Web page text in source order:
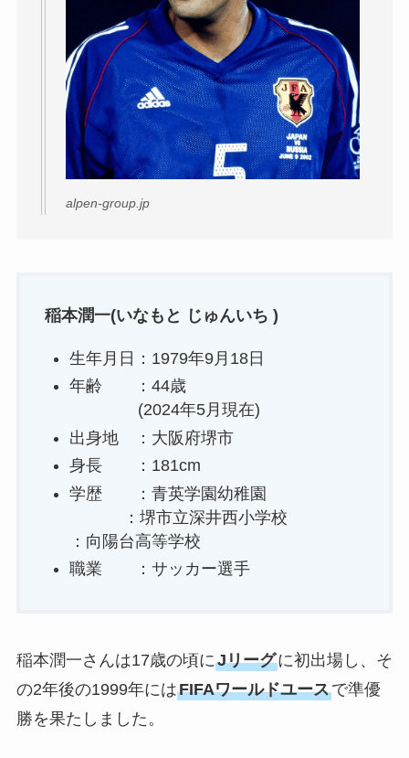
alpen-group.jp
稲本潤一(いなもと じゅんいち )
生年月日：1979年9月18日
年齢 ：44歳
(2024年5月現在)
出身地 ：大阪府堺市
身長 ：181cm
学歴 ：青英学園幼稚園
：堺市立深井西小学校
：向陽台高等学校
職業 ：サッカー選手
稲本潤一さんは17歳の頃にJリーグに初出場し、そ
の2年後の1999年にはFIFAワールドユースで準優
勝を果たしました。